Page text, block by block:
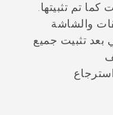
كما تم تثبيتها.
والشاشة
بعد تثبيت جميع
استرجاع